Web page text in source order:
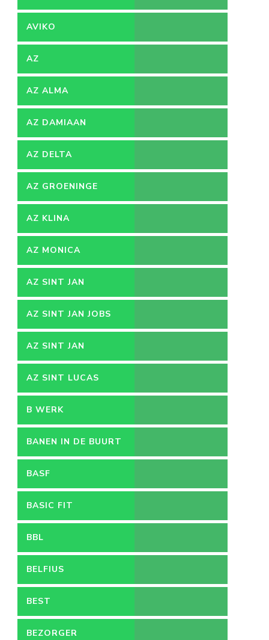
AVIKO
AZ
AZ ALMA
AZ DAMIAAN
AZ DELTA
AZ GROENINGE
AZ KLINA
AZ MONICA
AZ SINT JAN
AZ SINT JAN JOBS
AZ SINT JAN
VACATURES
AZ SINT LUCAS
B WERK
BANEN IN DE BUURT
BASF
BASIC FIT
BBL
BELFIUS
BEST
BEZORGER